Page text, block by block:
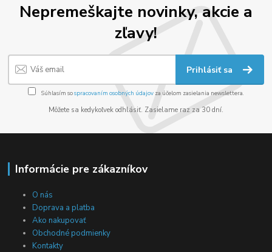
Nepremeškajte novinky, akcie a
zľavy!
Prihlásiť sa
Súhlasím sospracovaním osobných údajov za účelom zasielania newslettera.
Môžete sa kedykoľvek odhlásiť. Zasielame raz za 30 dní.
Informácie pre zákazníkov
O nás
Doprava a platba
Ako nakupovať
Obchodné podmienky
Kontakty